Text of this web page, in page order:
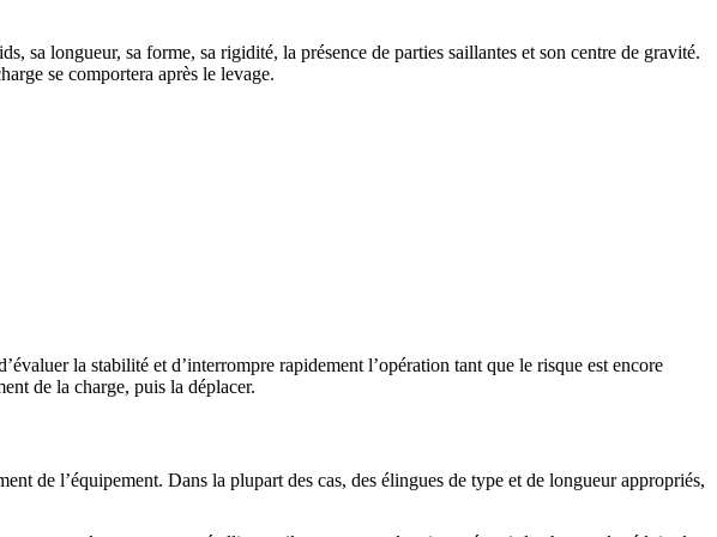
sa longueur, sa forme, sa rigidité, la présence de parties saillantes et son centre de gravité.
se comportera après le levage.
la stabilité et d’interrompre rapidement l’opération tant que le risque est encore
de la charge, puis la déplacer.
de l’équipement. Dans la plupart des cas, des élingues de type et de longueur appropriés,